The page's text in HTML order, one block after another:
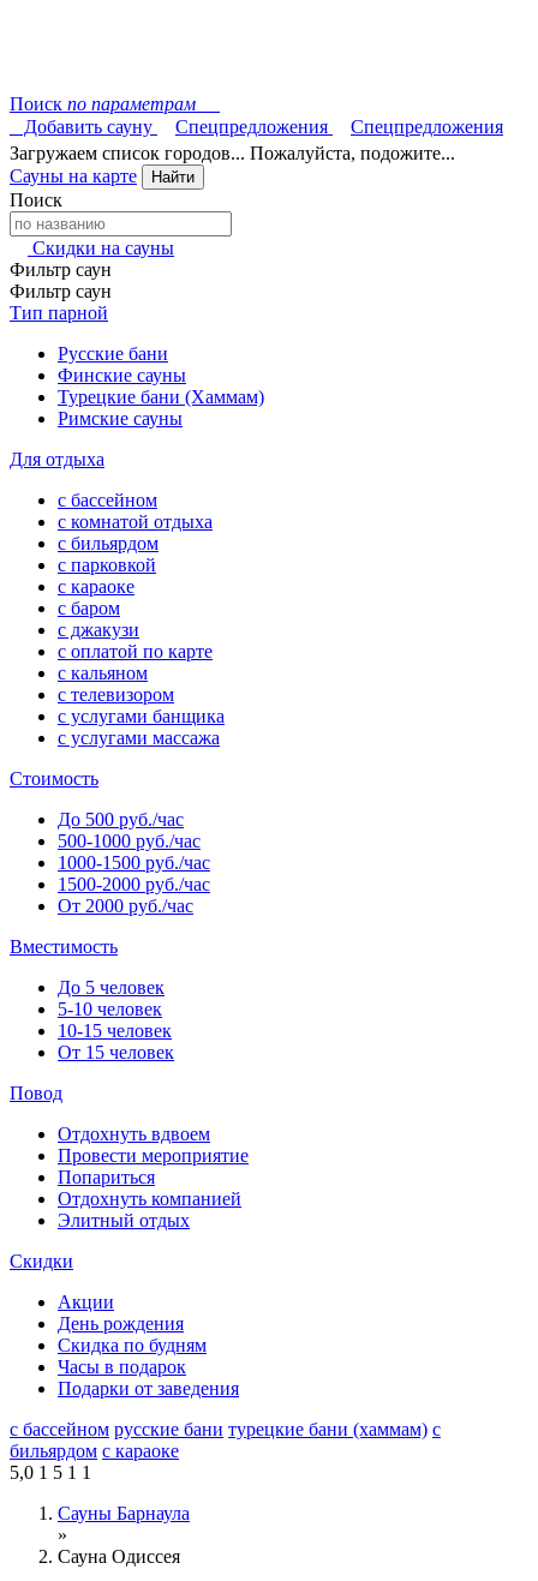
Поиск по параметрам
Добавить сауну
Спецпредложения
Спецпредложения
Загружаем список городов... Пожалуйста, подожите...
Сауны на карте
Найти
Поиск
Скидки на сауны
Фильтр саун
Фильтр саун
Тип парной
Русские бани
Финские сауны
Турецкие бани (Хаммам)
Римские сауны
Для отдыха
с бассейном
с комнатой отдыха
с бильярдом
с парковкой
с караоке
с баром
с джакузи
с оплатой по карте
с кальяном
с телевизором
с услугами банщика
с услугами массажа
Стоимость
До 500 руб./час
500-1000 руб./час
1000-1500 руб./час
1500-2000 руб./час
От 2000 руб./час
Вместимость
До 5 человек
5-10 человек
10-15 человек
От 15 человек
Повод
Отдохнуть вдвоем
Провести мероприятие
Попариться
Отдохнуть компанией
Элитный отдых
Скидки
Акции
День рождения
Скидка по будням
Часы в подарок
Подарки от заведения
с бассейном русские бани турецкие бани (хаммам) с
бильярдом с караоке
5,0 1 5 1 1
Сауны Барнаула
»
Сауна Одиссея